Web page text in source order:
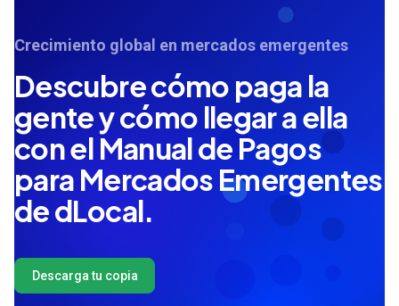
Crecimiento global en mercados emergentes
Descubre cómo paga la
gente y cómo llegar a ella
con el Manual de Pagos
para Mercados Emergentes
de dLocal.
Descarga tu copia